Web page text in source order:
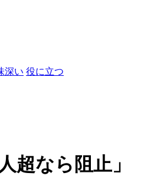
深い 役に立つ
超なら阻止」